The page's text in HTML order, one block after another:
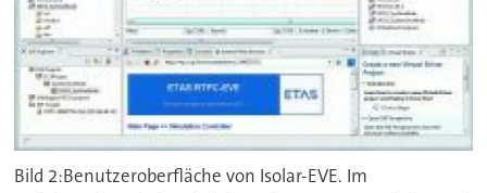
Bild 2:Benutzeroberfläche von Isolar-EVE. Im